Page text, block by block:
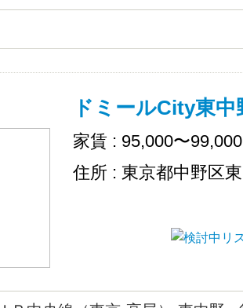
ドミールCity東
家賃 : 95,000〜
住所 : 東京都中野区